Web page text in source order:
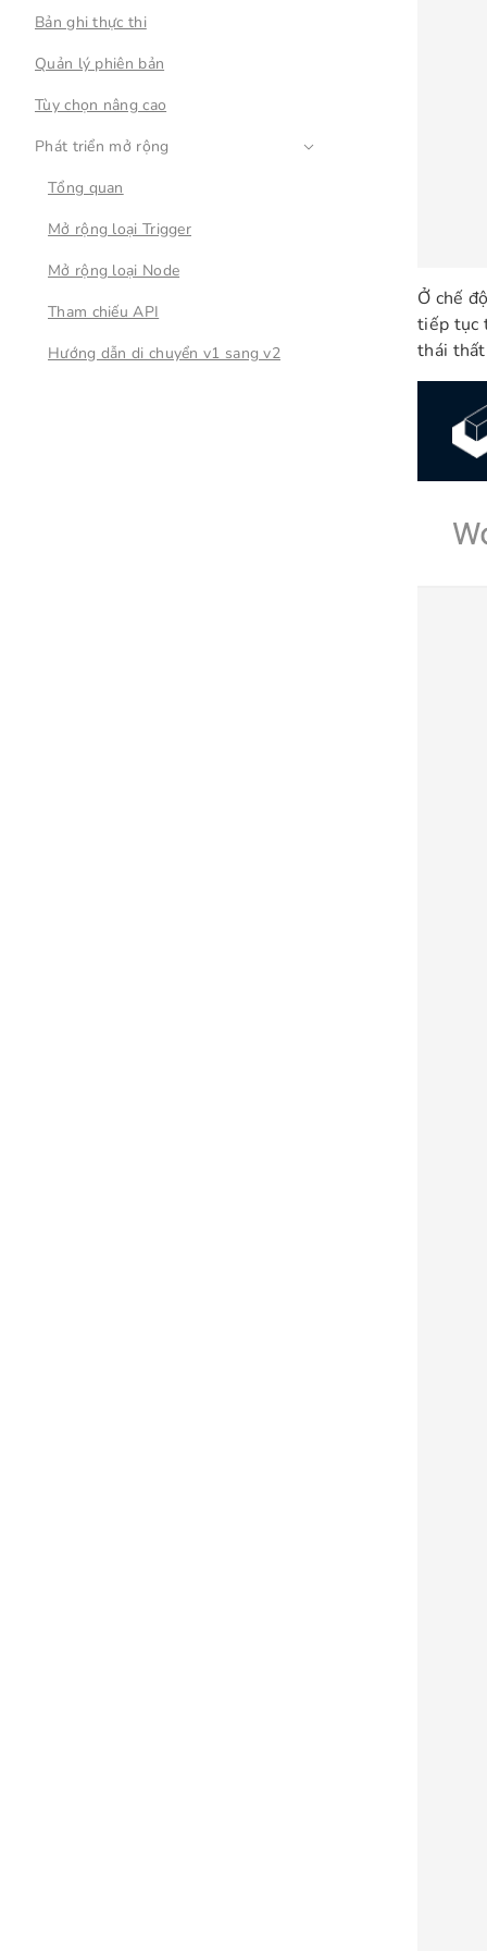
Bản ghi thực thi
Quản lý phiên bản
Tùy chọn nâng cao
Phát triển mở rộng
Tổng quan
Mở rộng loại Trigger
Mở rộng loại Node
Tham chiếu API
Hướng dẫn di chuyển v1 sang v2
Ở chế
tiếp tục
thái